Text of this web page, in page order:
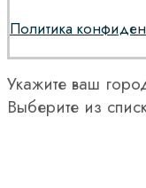
Политика
Укажите ваш
Выберите из